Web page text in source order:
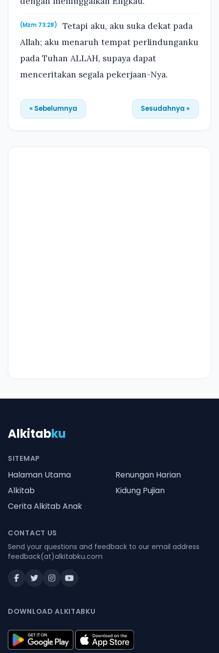
(Mzm 73:28)
Tetapi aku, aku suka dekat pada
Allah; aku menaruh tempat perlindunganku
pada Tuhan ALLAH, supaya dapat
menceritakan segala pekerjaan-Nya.
« Sebelumnya Sesudahnya »
Alkitabku
SITEMAP
Halaman Utama
Renungan Harian
Alkitab
Kidung Pujian
Cerita Alkitab Anak
CONTACT US
Send your questions and feedback to our email address
feedback(at)alkitabku.com
DOWNLOAD ALKITABKU